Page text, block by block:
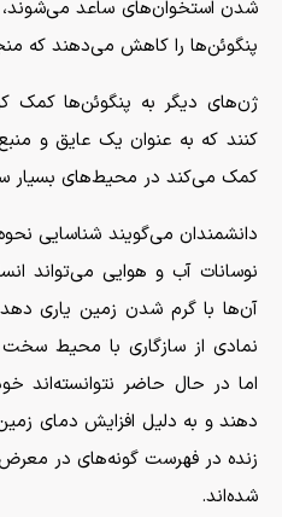
شدن استخوان‌های ساعد می‌شوند،
پنگوئن‌ها را کاهش می‌دهند که
ژن‌های دیگر به پنگوئن‌ها کمک
کنند که به عنوان یک عایق و
کمک می‌کند در محیط‌های بسیار
دانشمندان می‌گویند شناسایی
نوسانات آب و هوایی می‌تواند
آن‌ها با گرم شدن زمین یاری
نمادی از سازگاری با محیط
اما در حال حاضر نتوانسته‌اند
دهند و به دلیل افزایش دمای
زنده در فهرست گونه‌های در
شده‌اند.